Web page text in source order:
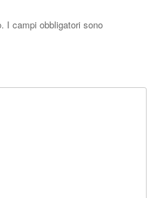
I campi obbligatori sono